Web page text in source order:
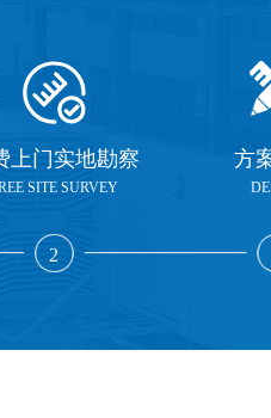
上门实地勘察
SITE SURVEY
2
方